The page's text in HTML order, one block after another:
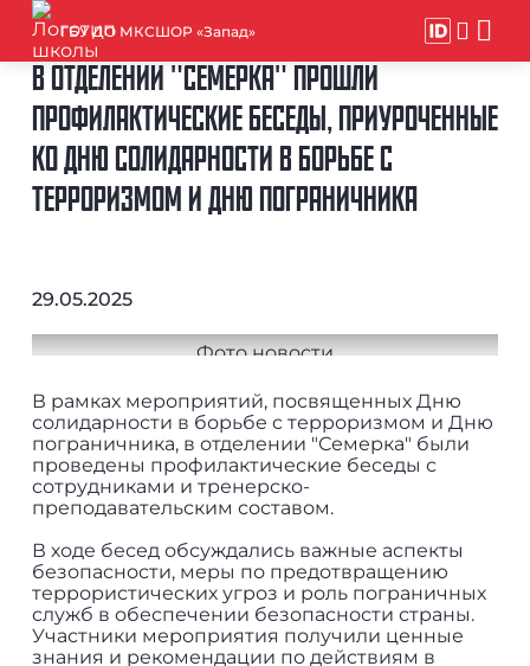
ГБУ ДО МКСШОР «Запад»
В ОТДЕЛЕНИИ "СЕМЕРКА" ПРОШЛИ
ПРОФИЛАКТИЧЕСКИЕ БЕСЕДЫ, ПРИУРОЧЕННЫЕ
КО ДНЮ СОЛИДАРНОСТИ В БОРЬБЕ С
ТЕРРОРИЗМОМ И ДНЮ ПОГРАНИЧНИКА
29.05.2025
В рамках мероприятий, посвященных Дню
солидарности в борьбе с терроризмом и Дню
пограничника, в отделении "Семерка" были
проведены профилактические беседы с
сотрудниками и тренерско-
преподавательским составом.
В ходе бесед обсуждались важные аспекты
безопасности, меры по предотвращению
террористических угроз и роль пограничных
служб в обеспечении безопасности страны.
Участники мероприятия получили ценные
знания и рекомендации по действиям в